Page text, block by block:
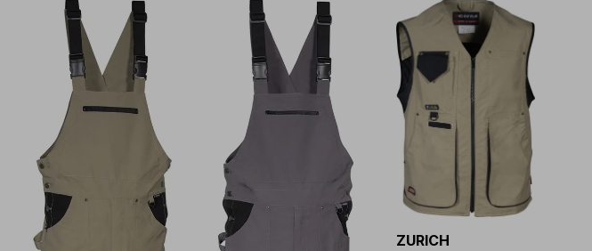
ZURICH